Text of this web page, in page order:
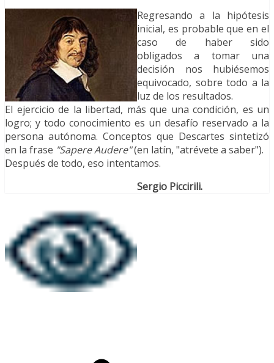
Regresando a la hipótesis
inicial, es probable que en el
caso de haber sido
obligados a tomar una
decisión nos hubiésemos
equivocado, sobre todo a la
luz de los resultados.
El ejercicio de la libertad, más que una condición, es un
logro; y todo conocimiento es un desafío reservado a la
persona autónoma. Conceptos que Descartes sintetizó
en la frase "Sapere Audere"(en latín, "atrévete a saber").
Después de todo, eso intentamos.
Sergio Piccirili.